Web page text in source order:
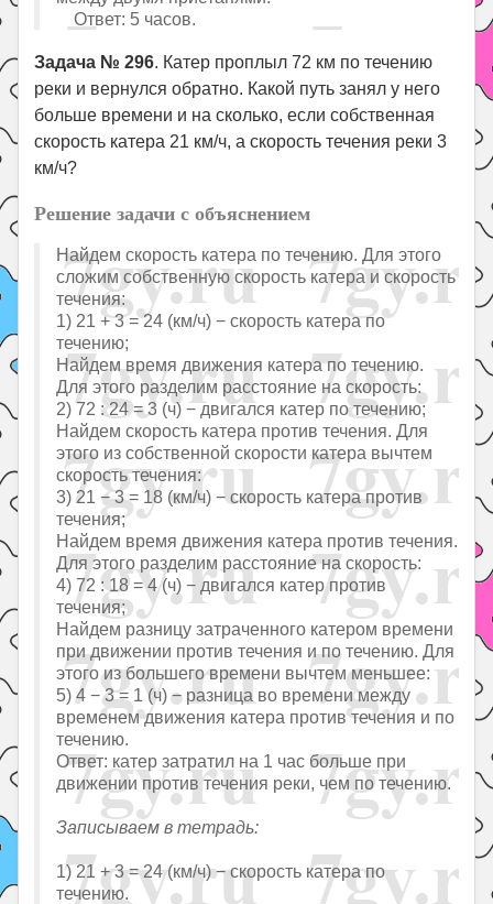
Ответ: 5 часов.
Задача № 296. Катер проплыл 72 км по течению
реки и вернулся обратно. Какой путь занял у него
больше времени и на сколько, если собственная
скорость катера 21 км/ч, а скорость течения реки 3
км/ч?
Решение задачи с объяснением
Найдем скорость катера по течению. Для этого
сложим собственную скорость катера и скорость
течения:
1) 21 + 3 = 24 (км/ч) − скорость катера по
течению;
Найдем время движения катера по течению.
Для этого разделим расстояние на скорость:
2) 72 : 24 = 3 (ч) − двигался катер по течению;
Найдем скорость катера против течения. Для
этого из собственной скорости катера вычтем
скорость течения:
3) 21 − 3 = 18 (км/ч) − скорость катера против
течения;
Найдем время движения катера против течения.
Для этого разделим расстояние на скорость:
4) 72 : 18 = 4 (ч) − двигался катер против
течения;
Найдем разницу затраченного катером времени
при движении против течения и по течению. Для
этого из большего времени вычтем меньшее:
5) 4 − 3 = 1 (ч) − разница во времени между
временем движения катера против течения и по
течению.
Ответ: катер затратил на 1 час больше при
движении против течения реки, чем по течению.
Записываем в тетрадь:
1) 21 + 3 = 24 (км/ч) − скорость катера по
течению.